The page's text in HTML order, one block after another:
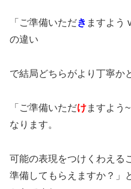
「ご準備いただき ますよう
の違い
で結局どちらがより丁寧か
「ご準備いただけますよう
なります。
可能の表現をつけくわえる
準備してもらえますか？」